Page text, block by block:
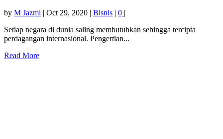
by M Jazmi Oct 29, 2020 Bisnis 0
Setiap negara di dunia saling membutuhkan sehingga tercipta
perdagangan internasional. Pengertian...
Read More